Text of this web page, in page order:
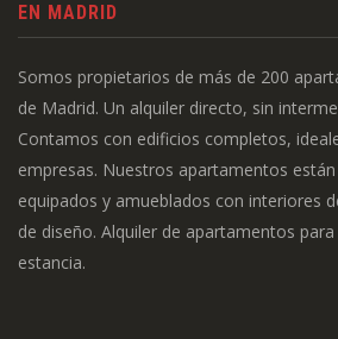
EN MADRID
Somos propietarios de más de 200
de Madrid. Un alquiler directo, sin
Contamos con edificios completos,
empresas. Nuestros apartamentos
equipados y amueblados con interiores
de diseño. Alquiler de apartamentos
estancia.